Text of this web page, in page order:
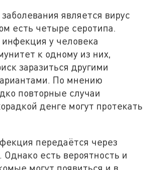
является вирус
есть четыре серотипа.
у человека
к одному из них,
заразиться другими
По мнению
повторные случаи
денге могут протекать
передаётся через
Однако есть вероятность и